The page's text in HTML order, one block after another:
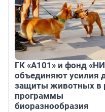
ГК «А101» и фонд
объединяют усилия
защиты животных в
программы
биоразнообразия